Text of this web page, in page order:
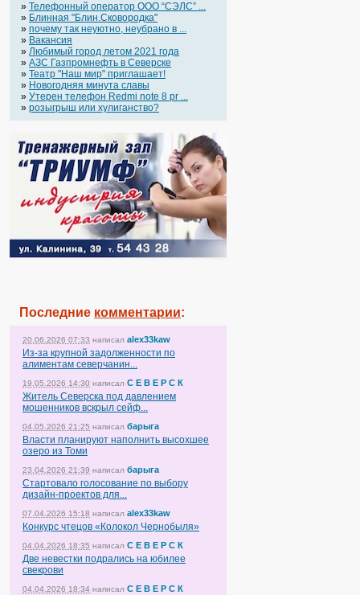
» Телефонный оператор OOO “СЭЛС” ...
» Блинная "Блин.Сковородка"
» почему так неуютно, неубрано в ...
» Вакансия
» Любимый город летом 2021 года
» АЗС Газпромнефть в Северске
» Театр "Наш мир" приглашает!
» Новогодняя минута славы
» Утерен телефон Redmi note 8 pr ...
» розыгрыш или хулиганство?
Последние комментарии:
20.06.2026 07:33 написал alex33kaw
Из-за крупной задолженности по
алиментам северчанин...
19.05.2026 14:30 написал С Е В Е Р С К
Житель Северска под давлением
мошенников вскрыл сейф...
04.05.2026 21:25 написал барыга
Власти планируют наполнить высохшее
озеро из Томи
23.04.2026 21:39 написал барыга
Стартовало голосование по выбору
дизайн-проектов для...
07.04.2026 15:18 написал alex33kaw
Конкурс чтецов «Колокол Чернобыля»
04.04.2026 18:35 написал С Е В Е Р С К
Две невестки подрались на юбилее
свекрови
04.04.2026 18:34 написал С Е В Е Р С К